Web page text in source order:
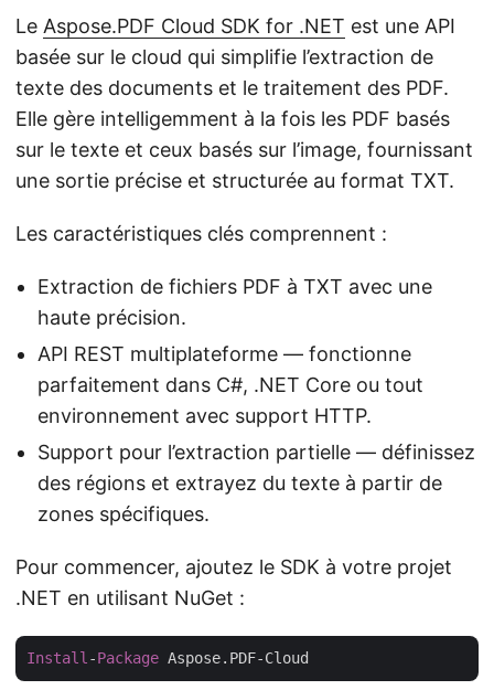
Le Aspose.PDF Cloud SDK for .NET est une API
basée sur le cloud qui simplifie l’extraction de
texte des documents et le traitement des PDF.
Elle gère intelligemment à la fois les PDF basés
sur le texte et ceux basés sur l’image, fournissant
une sortie précise et structurée au format TXT.
Les caractéristiques clés comprennent :
Extraction de fichiers PDF à TXT avec une
haute précision.
API REST multiplateforme — fonctionne
parfaitement dans C#, .NET Core ou tout
environnement avec support HTTP.
Support pour l’extraction partielle — définissez
des régions et extrayez du texte à partir de
zones spécifiques.
Pour commencer, ajoutez le SDK à votre projet
.NET en utilisant NuGet :
Install-Package